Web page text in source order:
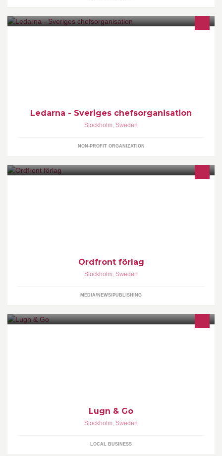
Ledarna - Sveriges chefsorganisation
Stockholm, Sweden
NON-PROFIT ORGANIZATION
Ordfront förlag
Stockholm, Sweden
MEDIA/NEWS/PUBLISHING
Lugn & Go
Stockholm, Sweden
LOCAL BUSINESS